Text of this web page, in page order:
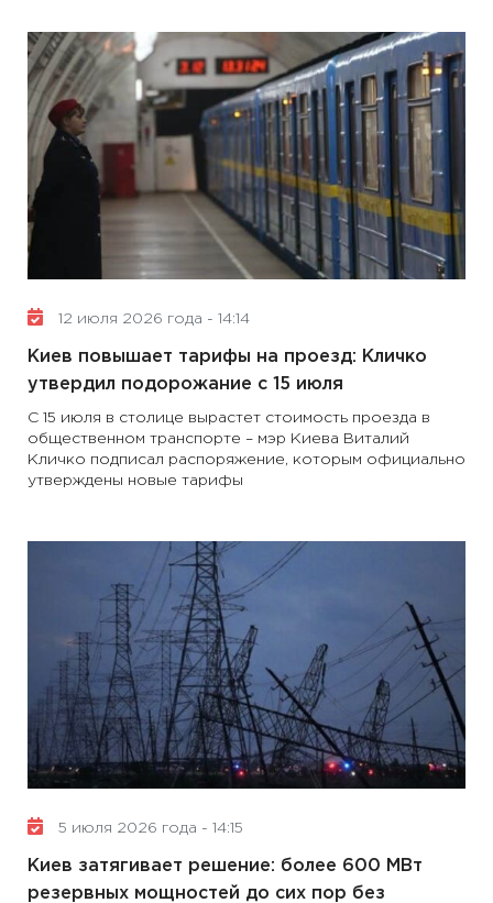
12 июля 2026 года - 14:14
Киев повышает тарифы на проезд: Кличко
утвердил подорожание с 15 июля
С 15 июля в столице вырастет стоимость проезда в
общественном транспорте – мэр Киева Виталий
Кличко подписал распоряжение, которым официально
утверждены новые тарифы
5 июля 2026 года - 14:15
Киев затягивает решение: более 600 МВт
резервных мощностей до сих пор без